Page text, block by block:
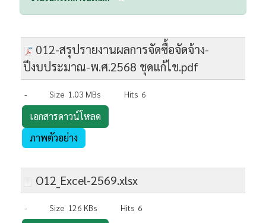
012-สรุปรายงานผลการจัดซื้อจัดจ้าง-
ปีงบประมาณ-พ.ศ.2568 ชุดแก้ไข.pdf
- Size 1.03 MBs Hits 6
เอกสารดาวน์โหลด
ภาพตัวอย่าง
O12_Excel-2569.xlsx
- Size 126 KBs Hits 6